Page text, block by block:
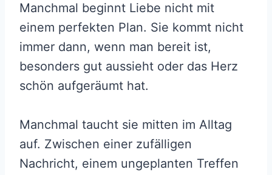
Manchmal beginnt Liebe nicht mit
einem perfekten Plan. Sie kommt nicht
immer dann, wenn man bereit ist,
besonders gut aussieht oder das Herz
schön aufgeräumt hat.
Manchmal taucht sie mitten im Alltag
auf. Zwischen einer zufälligen
Nachricht, einem ungeplanten Treffen